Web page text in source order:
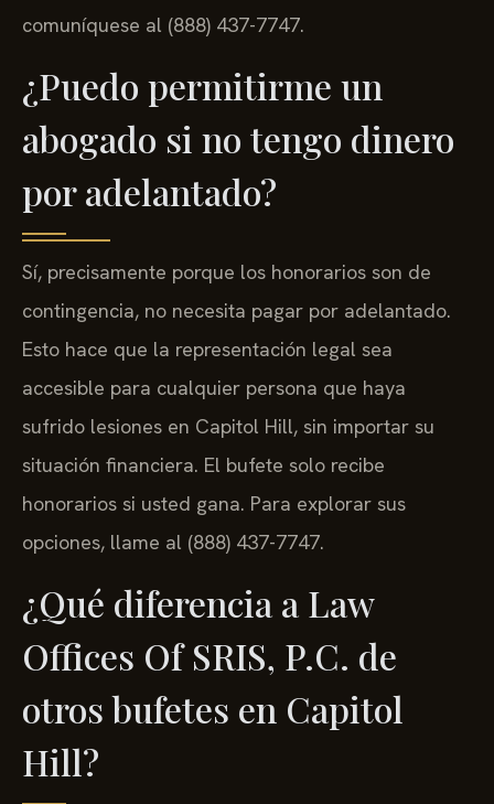
comuníquese al (888) 437-7747.
¿Puedo permitirme un
abogado si no tengo dinero
por adelantado?
Sí, precisamente porque los honorarios son de
contingencia, no necesita pagar por adelantado.
Esto hace que la representación legal sea
accesible para cualquier persona que haya
sufrido lesiones en Capitol Hill, sin importar su
situación financiera. El bufete solo recibe
honorarios si usted gana. Para explorar sus
opciones, llame al (888) 437-7747.
¿Qué diferencia a Law
Offices Of SRIS, P.C. de
otros bufetes en Capitol
Hill?